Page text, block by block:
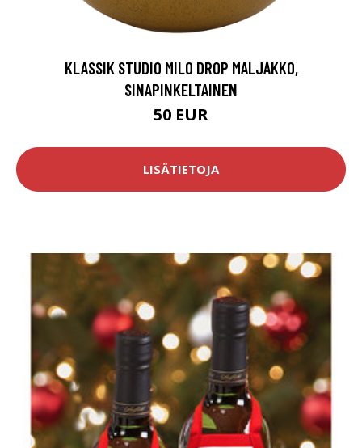
KLASSIK STUDIO MILO DROP MALJAKKO,
SINAPINKELTAINEN
50 EUR
LISÄTIETOJA